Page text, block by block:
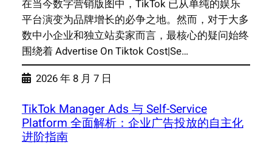
在当今数字营销版图中，TikTok 已从单纯的娱乐
平台演变为品牌增长的必争之地。然而，对于大多
数中小企业和独立站卖家而言，最核心的疑问始终
围绕着 Advertise On Tiktok Cost|Se…
2026 年 8 月 7 日
TikTok Manager Ads 与 Self-Service
Platform 全面解析：企业广告投放的自主化
进阶指南